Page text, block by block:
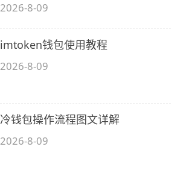
2026-8-09
imtoken钱包使用教程
2026-8-09
冷钱包操作流程图文详解
2026-8-09